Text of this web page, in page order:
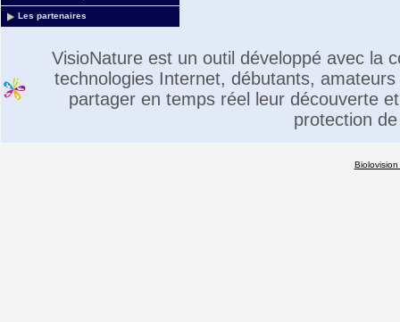
Les partenaires
VisioNature est un outil développé avec la
technologies Internet, débutants,
partager en temps réel leur découverte
protection
Biolovision